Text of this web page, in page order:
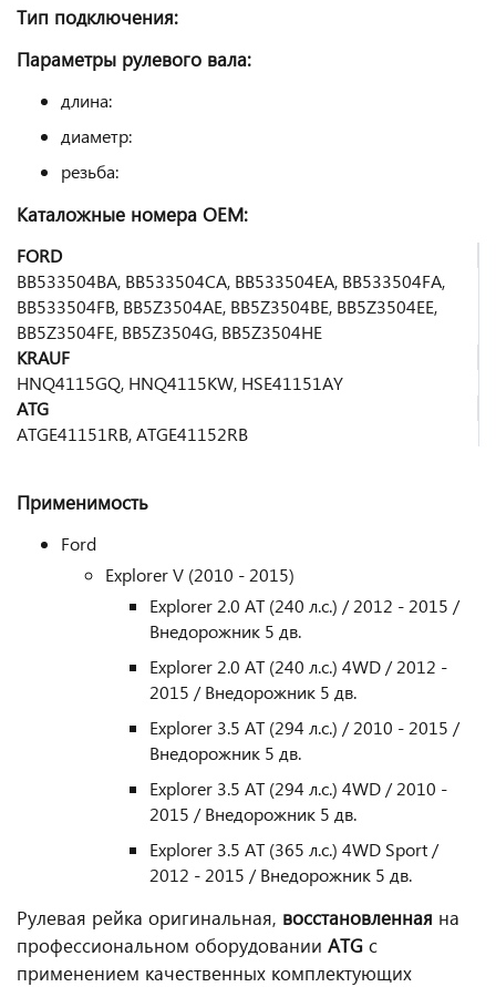
Тип подключения:
Параметры рулевого вала:
длина:
диаметр:
резьба:
Каталожные номера OEM:
FORD
BB533504BA, BB533504CA, BB533504EA, BB533504FA,
BB533504FB, BB5Z3504AE, BB5Z3504BE, BB5Z3504EE,
BB5Z3504FE, BB5Z3504G, BB5Z3504HE
KRAUF
HNQ4115GQ, HNQ4115KW, HSE41151AY
ATG
ATGE41151RB, ATGE41152RB
Применимость
Ford
Explorer V (2010 - 2015)
Explorer 2.0 AT (240 л.с.) / 2012 - 2015 /
Внедорожник 5 дв.
Explorer 2.0 AT (240 л.с.) 4WD / 2012 -
2015 / Внедорожник 5 дв.
Explorer 3.5 AT (294 л.с.) / 2010 - 2015 /
Внедорожник 5 дв.
Explorer 3.5 AT (294 л.с.) 4WD / 2010 -
2015 / Внедорожник 5 дв.
Explorer 3.5 AT (365 л.с.) 4WD Sport /
2012 - 2015 / Внедорожник 5 дв.
Рулевая рейка оригинальная, восстановленная на
профессиональном оборудовании ATG с
применением качественных комплектующих